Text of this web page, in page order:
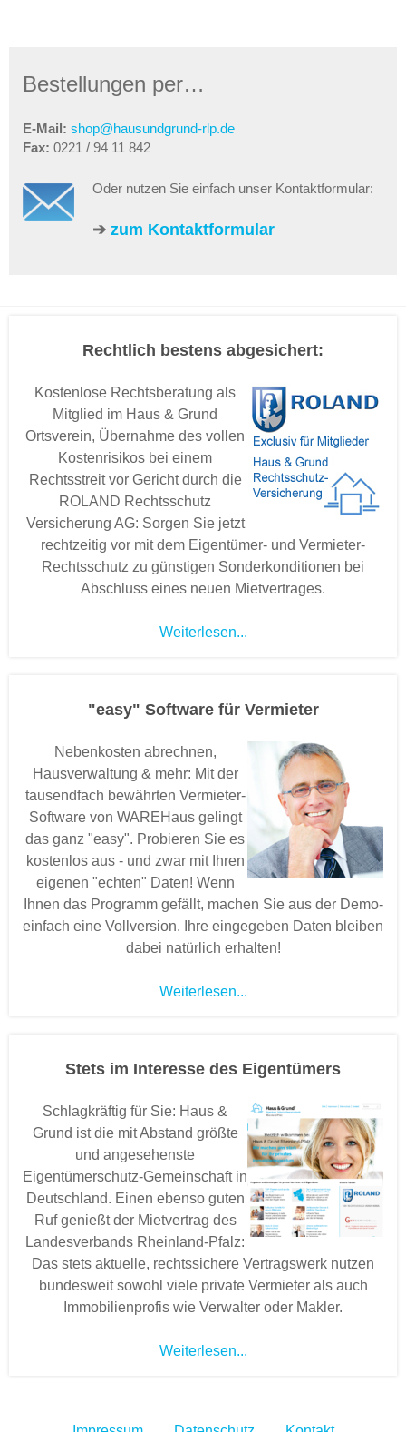
Bestellungen per…
E-Mail: shop@hausundgrund-rlp.de
Fax: 0221 / 94 11 842
Oder nutzen Sie einfach unser Kontaktformular:
➔ zum Kontaktformular
Rechtlich bestens abgesichert:
Kostenlose Rechtsberatung als
Mitglied im Haus & Grund
Ortsverein, Übernahme des vollen
Kostenrisikos bei einem
Rechtsstreit vor Gericht durch die
ROLAND Rechtsschutz
Versicherung AG: Sorgen Sie jetzt
rechtzeitig vor mit dem Eigentümer- und Vermieter-
Rechtsschutz zu günstigen Sonderkonditionen bei
Abschluss eines neuen Mietvertrages.
Weiterlesen...
"easy" Software für Vermieter
Nebenkosten abrechnen,
Hausverwaltung & mehr: Mit der
tausendfach bewährten Vermieter-
Software von WAREHaus gelingt
das ganz "easy". Probieren Sie es
kostenlos aus - und zwar mit Ihren
eigenen "echten" Daten! Wenn
Ihnen das Programm gefällt, machen Sie aus der Demo-
einfach eine Vollversion. Ihre eingegeben Daten bleiben
dabei natürlich erhalten!
Weiterlesen...
Stets im Interesse des Eigentümers
Schlagkräftig für Sie: Haus &
Grund ist die mit Abstand größte
und angesehenste
Eigentümerschutz-Gemeinschaft in
Deutschland. Einen ebenso guten
Ruf genießt der Mietvertrag des
Landesverbands Rheinland-Pfalz:
Das stets aktuelle, rechtssichere Vertragswerk nutzen
bundesweit sowohl viele private Vermieter als auch
Immobilienprofis wie Verwalter oder Makler.
Weiterlesen...